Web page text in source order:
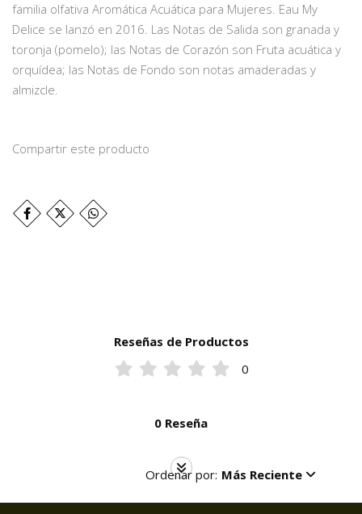
familia olfativa Aromática Acuática para Mujeres. Eau My
Delice se lanzó en 2016. Las Notas de Salida son granada y
toronja (pomelo); las Notas de Corazón son Fruta acuática y
orquídea; las Notas de Fondo son notas amaderadas y
almizcle.
Compartir este producto
Reseñas de Productos
0
0 Reseña
Ordenar por: Más Reciente